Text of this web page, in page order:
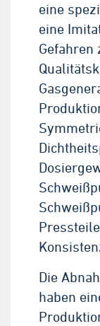
eine
eine
Gefahren
Die
haben